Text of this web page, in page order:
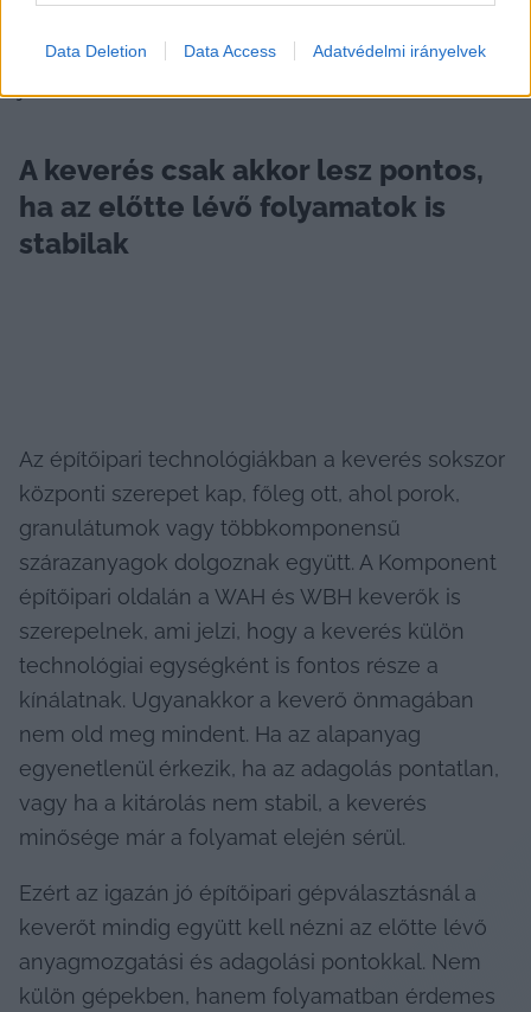
Data Deletion Data Access Adatvédelmi irányelvek
csarnok. Valójában a technológia stabilitásához
járul hozzá.
A keverés csak akkor lesz pontos,
ha az előtte lévő folyamatok is
stabilak
Az építőipari technológiákban a keverés sokszor
központi szerepet kap, főleg ott, ahol porok,
granulátumok vagy többkomponensű
szárazanyagok dolgoznak együtt. A Komponent
építőipari oldalán a WAH és WBH keverők is
szerepelnek, ami jelzi, hogy a keverés külön
technológiai egységként is fontos része a
kínálatnak. Ugyanakkor a keverő önmagában
nem old meg mindent. Ha az alapanyag
egyenetlenül érkezik, ha az adagolás pontatlan,
vagy ha a kitárolás nem stabil, a keverés
minősége már a folyamat elején sérül.
Ezért az igazán jó építőipari gépválasztásnál a
keverőt mindig együtt kell nézni az előtte lévő
anyagmozgatási és adagolási pontokkal. Nem
külön gépekben, hanem folyamatban érdemes